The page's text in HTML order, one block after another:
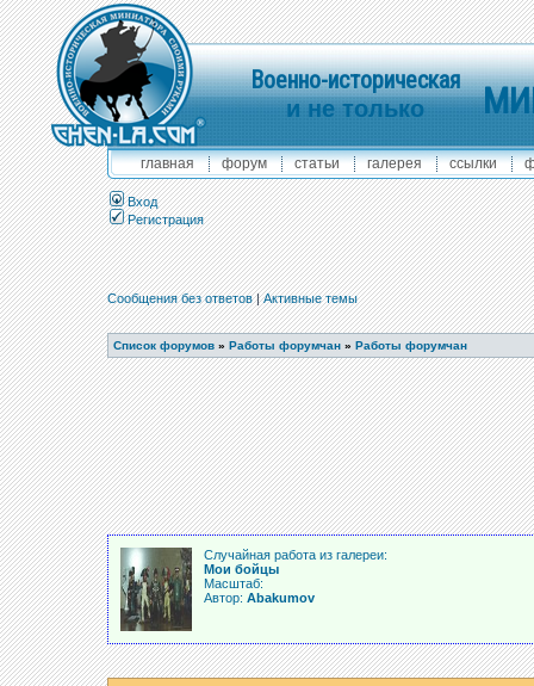
Военно-историческая
и не только
главная форум статьи галерея ссылки
Вход
Регистрация
Сообщения без ответов|Активные темы
Список форумов » Работы форумчан » Работы форумчан
Случайная работа из галереи:
Мои бойцы
Масштаб:
Автор: Abakumov